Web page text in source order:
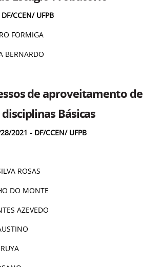
CCEN/ UFPB
FORMIGA
BERNARDO
de aproveitamento de
Básicas
28/2021 - DF/CCEN/ UFPB
ROSAS
DO MONTE
AZEVEDO